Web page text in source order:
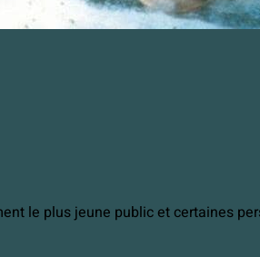
le plus jeune public et certaines